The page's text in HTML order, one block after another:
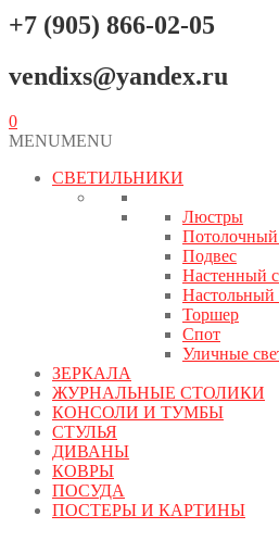
+7 (905) 866-02-05
vendixs@yandex.ru
0
MENUMENU
СВЕТИЛЬНИКИ
Люстры
Потолочный
Подвес
Настенный
Настольный
Торшер
Спот
Уличные
ЗЕРКАЛА
ЖУРНАЛЬНЫЕ СТОЛИКИ
КОНСОЛИ И ТУМБЫ
СТУЛЬЯ
ДИВАНЫ
КОВРЫ
ПОСУДА
ПОСТЕРЫ И КАРТИНЫ